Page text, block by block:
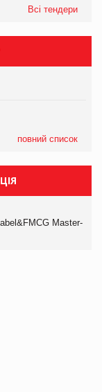
Всі тендери
повний список
Master-